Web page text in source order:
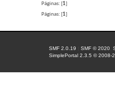
Páginas: [1]
Páginas: [1]
SMF 2.0.19 |SMF © 2020 ,
SimplePortal 2.3.5 © 2008-